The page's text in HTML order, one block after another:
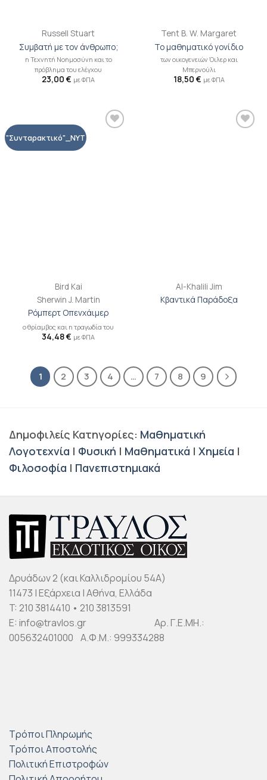
Russell Stuart
Συμβατή με τον άνθρωπο;
η Τεχνητή Νοημοσύνη και το
πρόβλημα του ελέγχου
23,00 € με ΦΠΑ
Tent B. W. Margaret
Το μαθηματικό γονίδιο
των οικογενειών Όιλερ και
Μπερνούλι
18,50 € με ΦΠΑ
"Συνταρακτικό"_NYT
Bird Kai
Sherwin J. Martin
Ρόμπερτ Οπενχάιμερ
ο θρίαμβος και η τραγωδία του
34,48€ με ΦΠΑ
Al-Khalili Jim
Κβαντικά Παράδοξα
1 2 3 4 … 7 8 9
Δημοφιλείς Κατηγορίες: Μαθηματική
Λογοτεχνία | Φυσική | Μαθηματικά | Χημεία |
Φιλοσοφία | Πανεπιστημιακά
Δρυάδων 2 (και Καλλιδρομίου 54Α)
11473 | Εξάρχεια | Αθήνα, Ελλάδα
T: 210 3814410 • 210 3813591
E: info@travlos.gr Αρ. Γ.Ε.ΜΗ.:
005632401000 Α.Φ.Μ.: 999334288
Τρόποι Πληρωμής
Τρόποι Αποστολής
Πολιτική Επιστροφών